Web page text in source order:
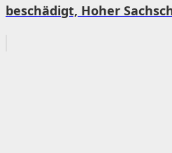
beschädigt, Hoher